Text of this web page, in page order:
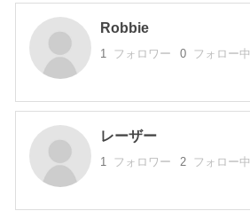
Robbie
1 フォロワー 0 フォロー中
レーザー
1 フォロワー 2 フォロー中